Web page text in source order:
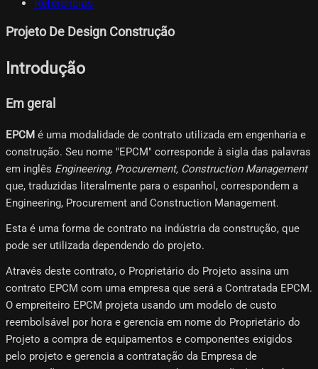
Referências
Projeto De Design Construção
Introdução
Em geral
EPCM é uma modalidade de contrato utilizada em engenharia e
construção. Seu nome "EPCM" corresponde à sigla das palavras
em inglês Engineering, Procurement, Construction Management
que, traduzidas literalmente para o espanhol, correspondem a
Engineering, Procurement and Construction Management.
Esta é uma forma de contrato na indústria da construção, que
pode ser utilizada dependendo do projeto.
Através deste contrato, o Proprietário do Projeto assina um
contrato EPCM com uma empresa que será a Contratada EPCM.
O empreiteiro EPCM projeta usando um modelo de custo
reembolsável por hora e gerencia em nome do Proprietário do
Projeto a compra de equipamentos e componentes exigidos
pelo projeto e gerencia a contratação da Empresa de